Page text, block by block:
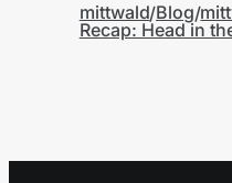
mittwald Blog
Recap: Head in